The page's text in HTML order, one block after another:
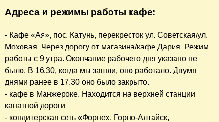
Адреса и режимы работы кафе:
- Кафе «Ая», пос. Катунь, перекресток ул. Советская/ул.
Моховая. Через дорогу от магазина/кафе Дария. Режим
работы с 9 утра. Окончание рабочего дня указано не
было. В 16.30, когда мы зашли, оно работало. Двумя
днями ранее в 17.30 оно было закрыто.
- кафе в Манжероке. Находится на верхней станции
канатной дороги.
- кондитерская сеть «Форне», Горно-Алтайск,